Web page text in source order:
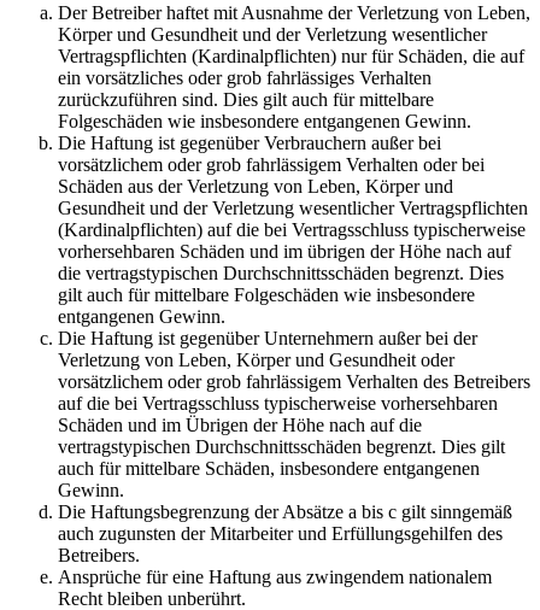
Der Betreiber haftet mit Ausnahme der Verletzung von Leben,
Körper und Gesundheit und der Verletzung wesentlicher
Vertragspflichten (Kardinalpflichten) nur für Schäden, die auf
ein vorsätzliches oder grob fahrlässiges Verhalten
zurückzuführen sind. Dies gilt auch für mittelbare
Folgeschäden wie insbesondere entgangenen Gewinn.
Die Haftung ist gegenüber Verbrauchern außer bei
vorsätzlichem oder grob fahrlässigem Verhalten oder bei
Schäden aus der Verletzung von Leben, Körper und
Gesundheit und der Verletzung wesentlicher Vertragspflichten
(Kardinalpflichten) auf die bei Vertragsschluss typischerweise
vorhersehbaren Schäden und im übrigen der Höhe nach auf
die vertragstypischen Durchschnittsschäden begrenzt. Dies
gilt auch für mittelbare Folgeschäden wie insbesondere
entgangenen Gewinn.
Die Haftung ist gegenüber Unternehmern außer bei der
Verletzung von Leben, Körper und Gesundheit oder
vorsätzlichem oder grob fahrlässigem Verhalten des Betreibers
auf die bei Vertragsschluss typischerweise vorhersehbaren
Schäden und im Übrigen der Höhe nach auf die
vertragstypischen Durchschnittsschäden begrenzt. Dies gilt
auch für mittelbare Schäden, insbesondere entgangenen
Gewinn.
Die Haftungsbegrenzung der Absätze a bis c gilt sinngemäß
auch zugunsten der Mitarbeiter und Erfüllungsgehilfen des
Betreibers.
Ansprüche für eine Haftung aus zwingendem nationalem
Recht bleiben unberührt.